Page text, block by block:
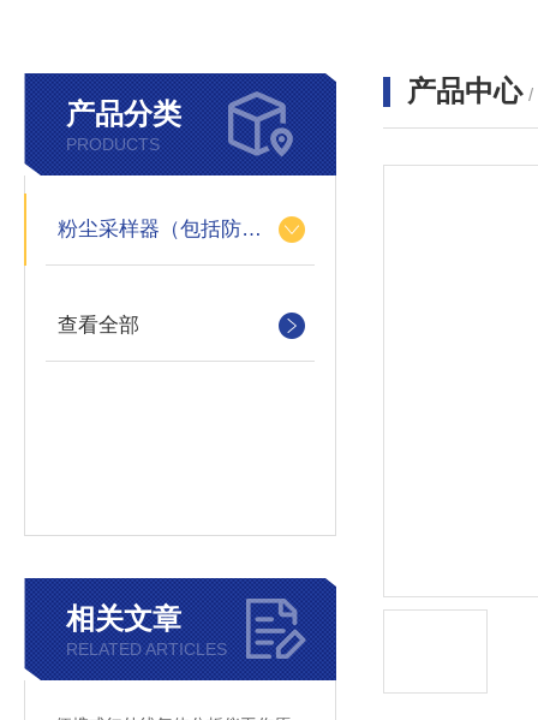
产品分类
PRODUCTS
粉尘采样器（包括防爆）
查看全部
相关文章
RELATED ARTICLES
产品中心 /